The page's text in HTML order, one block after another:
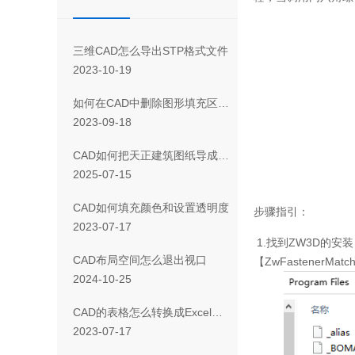
三维CAD怎么导出STP格式文件
2023-10-19
如何在CAD中删除图形填充区域的一部分
2023-09-18
CAD如何把天正建筑图纸导成天正T3/T8/T9格式版本
2025-07-15
CAD如何填充颜色和设置透明度
2023-07-17
CAD布局空间怎么退出视口
2024-10-25
CAD 的表格怎么转换成Excel表格
2023-07-17
步骤指引：
1. 找到ZW3D的安
【